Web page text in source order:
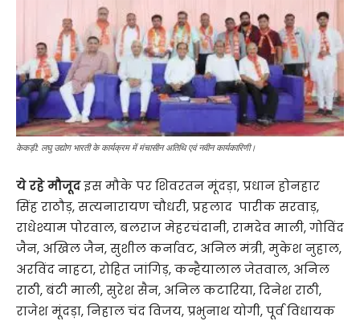
केकड़ी: लघु उद्योग भारती के कार्यक्रम में मंचासीन अतिथि एवं नवीन कार्यकारिणी।
ये रहे मौजूदइस मौके पर शिवरतन मूंदड़ा, प्रधान होनहार
सिंह राठौड़, सत्यनारायण चौधरी, प्रहलाद पारीक सरवाड़,
राधेश्याम पोरवाल, बलराज मेहरचंदानी, रामदेव माली, गोविंद
जैन, अखिल जैन, सुशील कर्नावट, अनिल मंत्री, मुकेश नुहाल,
अरविंद नाहटा, रोहित जांगिड़, कन्हैयालाल जेतवाल, अनिल
राठी, बंटी माली, सुरेश सैन, अनिल कटारिया, दिनेश राठी,
राजेश मूंदड़ा, निहाल चंद विजय, प्रभुनाथ योगी, पूर्व विधायक